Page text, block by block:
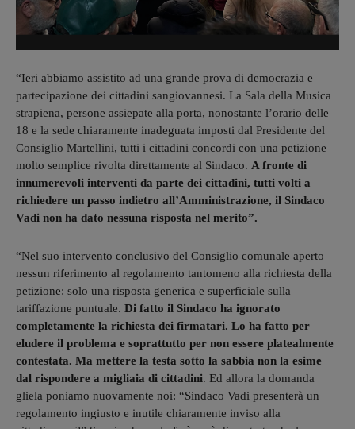
“Ieri abbiamo assistito ad una grande prova di democrazia e
partecipazione dei cittadini sangiovannesi. La Sala della Musica
strapiena, persone assiepate alla porta, nonostante l’orario delle
18 e la sede chiaramente inadeguata imposti dal Presidente del
Consiglio Martellini, tutti i cittadini concordi con una petizione
molto semplice rivolta direttamente al Sindaco. A fronte di
innumerevoli interventi da parte dei cittadini, tutti volti a
richiedere un passo indietro all’Amministrazione, il Sindaco
Vadi non ha dato nessuna risposta nel merito”.
“Nel suo intervento conclusivo del Consiglio comunale aperto
nessun riferimento al regolamento tantomeno alla richiesta della
petizione: solo una risposta generica e superficiale sulla
tariffazione puntuale. Di fatto il Sindaco ha ignorato
completamente la richiesta dei firmatari. Lo ha fatto per
eludere il problema e soprattutto per non essere platealmente
contestata. Ma mettere la testa sotto la sabbia non la esime
dal rispondere a migliaia di cittadini. Ed allora la domanda
gliela poniamo nuovamente noi: “Sindaco Vadi presenterà un
regolamento ingiusto e inutile chiaramente inviso alla